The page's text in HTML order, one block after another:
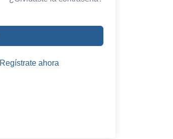
Regístrate ahora